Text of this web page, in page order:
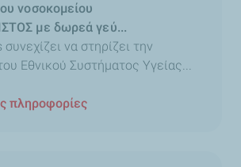
νοσοκομείου
με δωρεά γεύ...
να στηρίζει την
Εθνικού Συστήματος Υγείας...
πληροφορίες